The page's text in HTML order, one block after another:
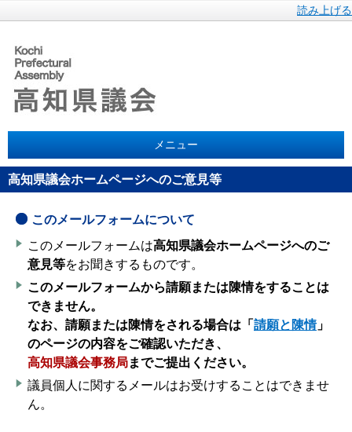
読み上げる
メニュー
高知県議会ホームページへのご意見等
このメールフォームについて
このメールフォームは高知県議会ホームページへのご
意見等をお聞きするものです。
このメールフォームから請願または陳情をすることは
できません。
なお、請願または陳情をされる場合は「請願と陳情」
のページの内容をご確認いただき、
高知県議会事務局までご提出ください。
議員個人に関するメールはお受けすることはできませ
ん。